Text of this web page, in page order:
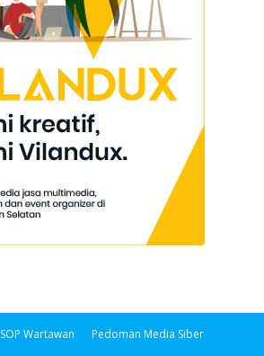
SOP Wartawan Pedoman Media Siber